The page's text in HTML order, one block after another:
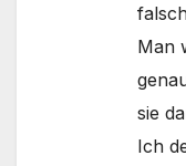
Man
sie
Ich